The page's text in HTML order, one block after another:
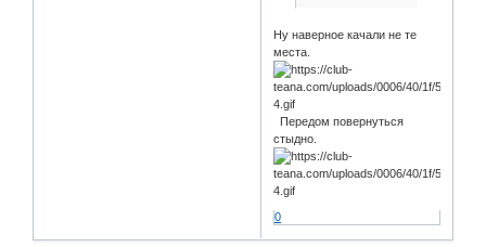
Ну наверное качали не те
места.
Передом повернуться
стыдно.
0